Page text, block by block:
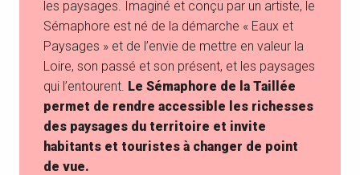
les paysages. Imaginé et conçu par un artiste, le
Sémaphore est né de la démarche « Eaux et
Paysages » et de l’envie de mettre en valeur la
Loire, son passé et son présent, et les paysages
qui l’entourent. Le Sémaphore de la Taillée
permet de rendre accessible les richesses
des paysages du territoire et invite
habitants et touristes à changer de point
de vue.